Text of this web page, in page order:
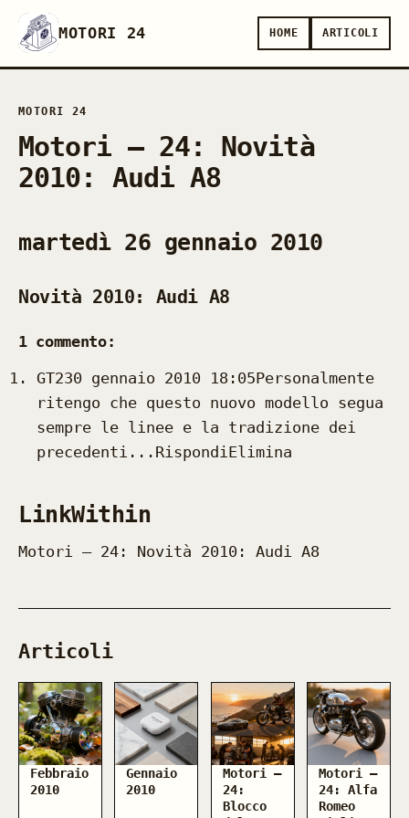
MOTORI 24 HOME ARTICOLI
MOTORI 24
Motori — 24: Novità
2010: Audi A8
martedì 26 gennaio 2010
Novità 2010: Audi A8
1 commento:
GT230 gennaio 2010 18:05Personalmente
ritengo che questo nuovo modello segua
sempre le linee e la tradizione dei
precedenti...RispondiElimina
LinkWithin
Motori — 24: Novità 2010: Audi A8
Articoli
Febbraio
2010
Gennaio
2010
Motori —
24:
Blocco
Motori —
24: Alfa
Romeo